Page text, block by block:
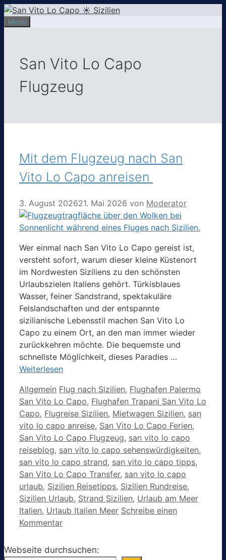
Zum
Inhalt
Menü
San Vito Lo Capo
Flugzeug
Mit dem Flugzeug nach San
Vito Lo Capo anreisen
3. August 202621. Mai 2026 von Moderator
Wer einmal nach San Vito Lo Capo gereist ist,
versteht sofort, warum dieser kleine Küstenort
im Nordwesten Siziliens zu den schönsten
Urlaubszielen Italiens gehört. Türkisblaues
Wasser, feiner Sandstrand, spektakuläre
Felslandschaften und der entspannte
sizilianische Lebensstil machen San Vito Lo
Capo zu einem Ort, an den man immer wieder
zurückkehren möchte. Die bequemste und
schnellste Möglichkeit, dieses Paradies …
Weiterlesen
Kategorien
Allgemein Schlagwörter
Flug nach Sizilien, Flughafen Palermo
San Vito Lo Capo, Flughafen Trapani San Vito Lo
Capo, Flugreise Sizilien, Mietwagen Sizilien, san
vito lo capo anreise, San Vito Lo Capo Ferien,
San Vito Lo Capo Flugzeug, san vito lo capo
reiseblog, san vito lo capo sehenswürdigkeiten,
san vito lo capo strand, san vito lo capo tipps,
San Vito Lo Capo Transfer, san vito lo capo
urlaub, Sizilien Reisetipps, Sizilien Rundreise,
Sizilien Urlaub, Strand Sizilien, Urlaub am Meer
Italien, Urlaub Italien Meer Schreibe einen
Kommentar
Webseite durchsuchen: